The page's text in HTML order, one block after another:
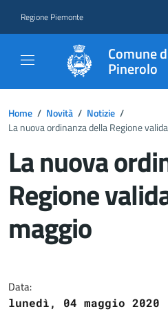
Regione Piemonte
Comune
Pinerolo
Home / Novità / Notizie /
La nuova ordinanza della Regione
La nuova
Regione
maggio
Data:
lunedì, 04 maggio 2020